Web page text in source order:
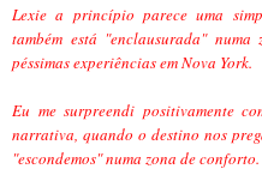
Lexie a princípio parece uma
também está "enclausurada"
péssimas experiências em Nova York.
Eu me surpreendi positivamente
narrativa, quando o destino nos
"escondemos" numa zona de conforto.